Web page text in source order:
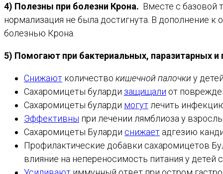
4) Полезны при болезни Крона. Вместе с базовой
нормализация не была достигнута. В дополнение
болезнью Крона.
5) Помогают при бактериальных, паразитарных и
Снижают количество кишечной палочки у
Сахаромицеты буларди защищали от
Сахаромицеты буларди могут лечить
Эффективны при лечении лямблиоза у
Сахаромицеты Буларди снижает адгезию
Профилактические добавки сахаромицетов
влияние на непереносимость питания у детей